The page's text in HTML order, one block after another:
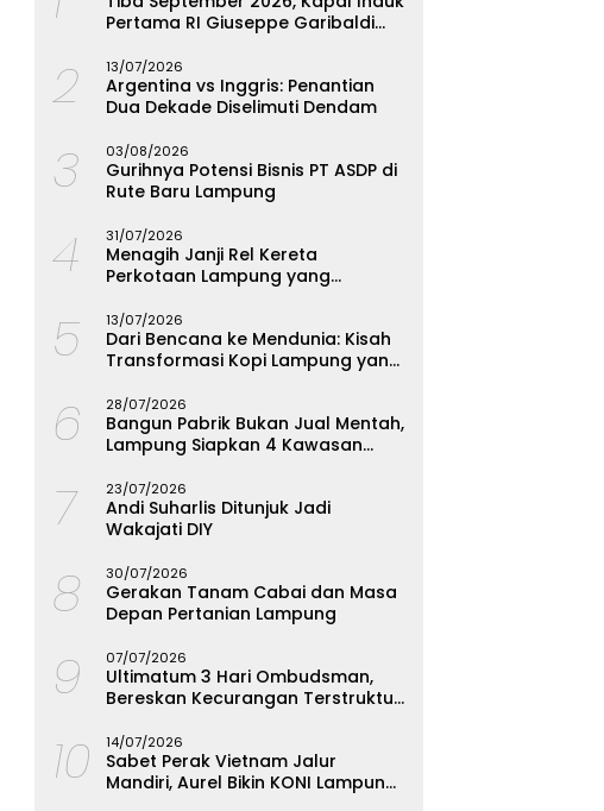
Pertama RI Giuseppe Garibaldi
2 13/07/2026
Argentina vs Inggris: Penantian
Dua Dekade Diselimuti Dendam
3 03/08/2026
Gurihnya Potensi Bisnis PT ASDP di
Rute Baru Lampung
4 31/07/2026
Menagih Janji Rel Kereta
Perkotaan Lampung yang
5 13/07/2026
Dari Bencana ke Mendunia: Kisah
Transformasi Kopi Lampung yang
6 28/07/2026
Bangun Pabrik Bukan Jual Mentah,
Lampung Siapkan 4 Kawasan
7 23/07/2026
Andi Suharlis Ditunjuk Jadi
Wakajati DIY
8 30/07/2026
Gerakan Tanam Cabai dan Masa
Depan Pertanian Lampung
9 07/07/2026
Ultimatum 3 Hari Ombudsman,
Bereskan Kecurangan Terstruktur
Hadapi Hukum
10 14/07/2026
Sabet Perak Vietnam Jalur
Mandiri, Aurel Bikin KONI Lampung